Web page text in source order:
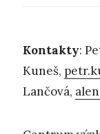
Kontakty:
Kuneš,
Lančová,